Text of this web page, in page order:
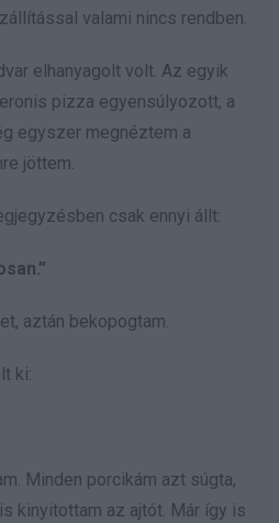
valami nincs rendben.
elhanyagolt volt. Az egyik
pizza egyensúlyozott, a
egyszer megnéztem a
jöttem.
csak ennyi állt:
aztán bekopogtam.
ki:
Minden porcikám azt súgta,
kinyitottam az ajtót. Már így is